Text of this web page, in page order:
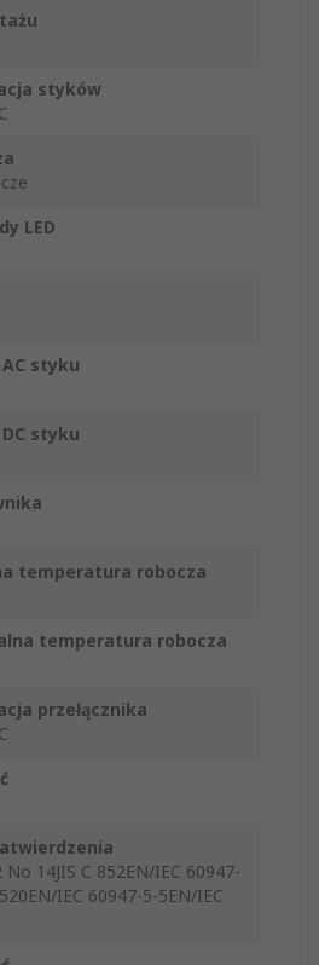
styków
LED
styku
styku
temperatura robocza
temperatura robocza
przełącznika
No 14JIS C 852EN/IEC 60947-
IEC 60947-5-5EN/IEC